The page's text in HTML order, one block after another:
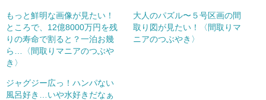
もっと鮮明な画像が見たい！
ところで、12億8000万円を残
りの寿命で割ると？一泊お幾
ら…〈間取りマニアのつぶや
き〉
大人のパズル〜５号区画の間
取り図が見たい！〈間取りマ
ニアのつぶやき〉
ジャグジー広っ！ハンパない
風呂好き…いや水好きだなぁ